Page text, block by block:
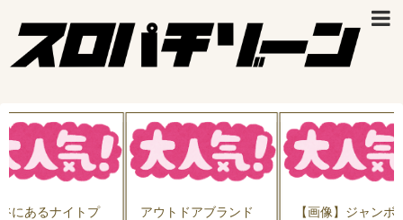
にあるナイトプ
アウトドアブランド
【画像】ジャンボ